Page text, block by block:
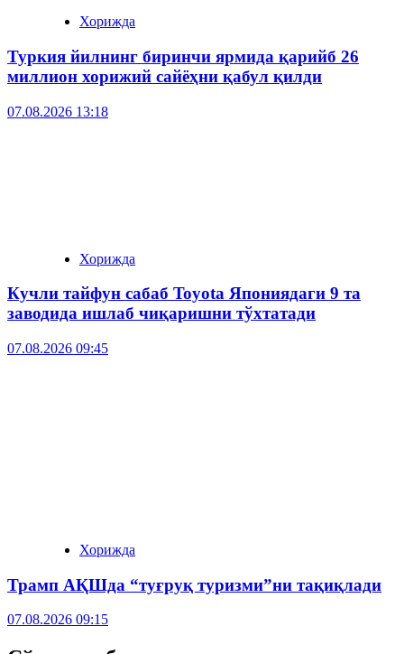
Хорижда
Туркия йилнинг биринчи ярмида қарийб 26
миллион хорижий сайёҳни қабул қилди
07.08.2026 13:18
Хорижда
Кучли тайфун сабаб Toyota Япониядаги 9 та
заводида ишлаб чиқаришни тўхтатади
07.08.2026 09:45
Хорижда
Трамп АҚШда “туғруқ туризми”ни тақиқлади
07.08.2026 09:15